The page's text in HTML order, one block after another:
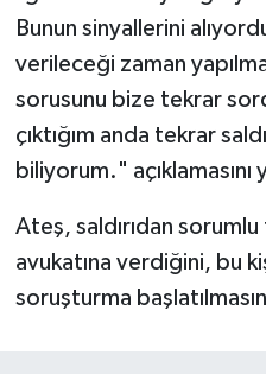
Bunun sinyallerini
verileceği zaman
sorusunu bize tekrar
çıktığım anda tekrar
biliyorum." açıklamasını
Ateş, saldırıdan
avukatına verdiğini, bu
soruşturma